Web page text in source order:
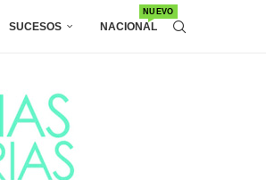
SUCESOS NACIONAL
NUEVO